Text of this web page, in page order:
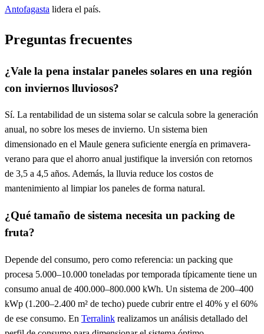
Antofagasta lidera el país.
Preguntas frecuentes
¿Vale la pena instalar paneles solares en una región
con inviernos lluviosos?
Sí. La rentabilidad de un sistema solar se calcula sobre la generación
anual, no sobre los meses de invierno. Un sistema bien
dimensionado en el Maule genera suficiente energía en primavera-
verano para que el ahorro anual justifique la inversión con retornos
de 3,5 a 4,5 años. Además, la lluvia reduce los costos de
mantenimiento al limpiar los paneles de forma natural.
¿Qué tamaño de sistema necesita un packing de
fruta?
Depende del consumo, pero como referencia: un packing que
procesa 5.000–10.000 toneladas por temporada típicamente tiene un
consumo anual de 400.000–800.000 kWh. Un sistema de 200–400
kWp (1.200–2.400 m² de techo) puede cubrir entre el 40% y el 60%
de ese consumo. En Terralink realizamos un análisis detallado del